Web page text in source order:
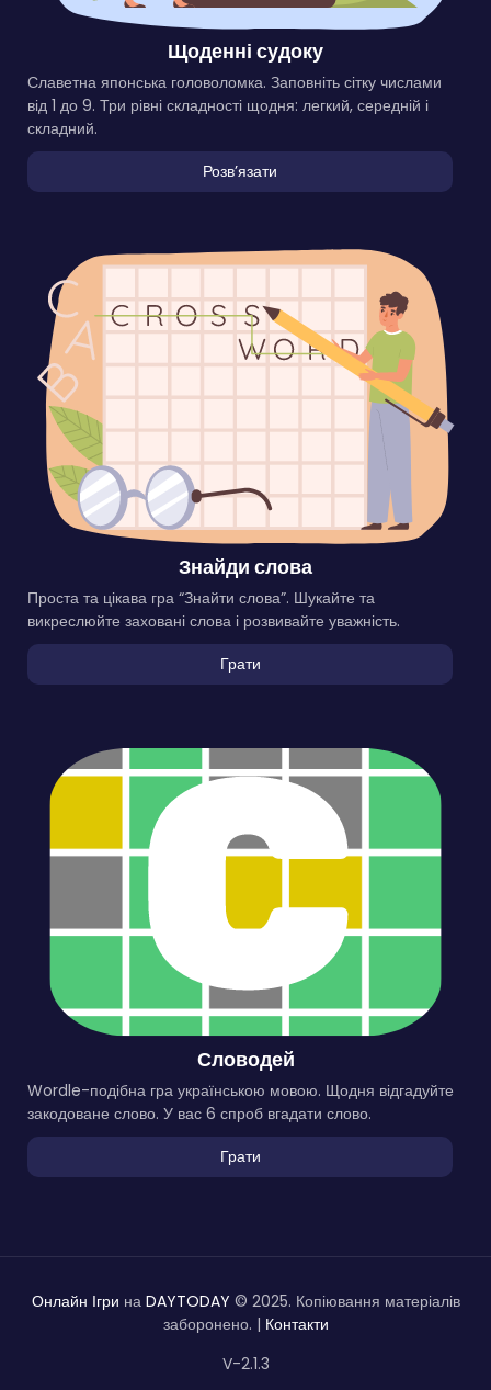
Щоденні судоку
Славетна японська головоломка. Заповніть сітку числами
від 1 до 9. Три рівні складності щодня: легкий, середній і
складний.
Розвʼязати
Знайди слова
Проста та цікава гра “Знайти слова”. Шукайте та
викреслюйте заховані слова і розвивайте уважність.
Грати
Словодей
Wordle-подібна гра українською мовою. Щодня відгадуйте
закодоване слово. У вас 6 спроб вгадати слово.
Грати
Онлайн Ігри на DAYTODAY © 2025. Копіювання матеріалів
заборонено. | Контакти
V-2.1.3